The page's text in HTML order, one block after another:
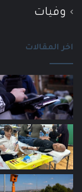
وفيات
اخر المقالات